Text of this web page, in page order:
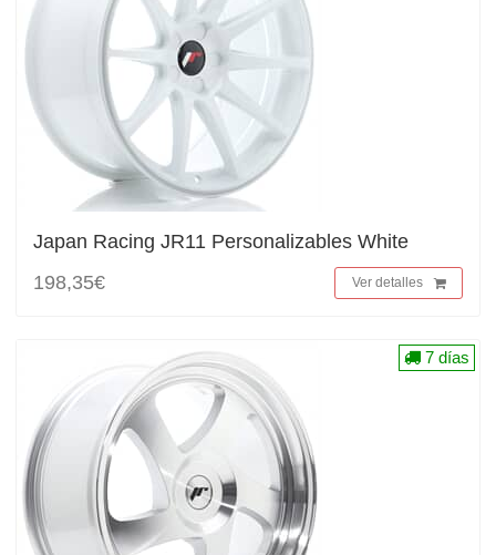
Japan Racing JR11 Personalizables White
198,35€
Ver detalles
7 días